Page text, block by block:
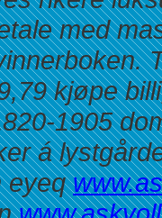
med
kjøpe
1905
á
eyeq